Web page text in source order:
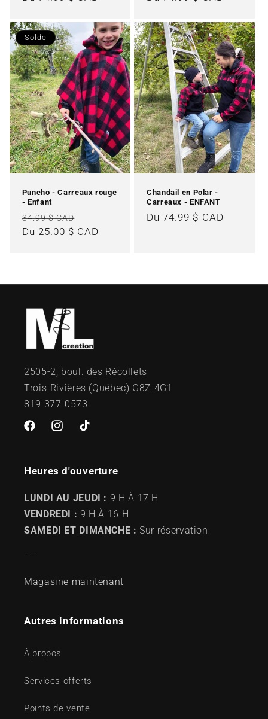
Solde
Puncho - Carreaux rouge
- Enfant
Prix
habituel
34.99 $ CAD
promotionnel
Du 25.00 $ CAD
Chandail en Polar -
Carreaux - ENFANT
Prix
Du 74.99 $ CAD
2505-2, boul. des Récollets
Trois-Rivières (Québec) G8Z 4G1
819 377-0573
FacebookInstagramTikTok
Heures d'ouverture
LUNDI AU JEUDI : 9 H À 17 H
VENDREDI : 9 H À 16 H
SAMEDI ET DIMANCHE : Sur réservation
----
Magasine maintenant
Autres informations
À propos
Services offerts
Points de vente